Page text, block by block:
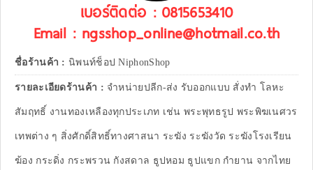
เบอร์ติดต่อ : 0815653410
Email : ngsshop_online@hotmail.co.th
ชื่อร้านค้า : นิพนท์ช็อป NiphonShop
รายละเอียดร้านค้า : จำหน่ายปลีก-ส่ง รับออกแบบ สั่งทำ โลหะ
สัมฤทธิ์ งานทองเหลืองทุกประเภท เช่น พระพุทธรูป พระพิฆเนศวร
เทพต่าง ๆ สิ่งศักดิ์สิทธิ์ทางศาสนา ระฆัง ระฆังวัด ระฆังโรงเรียน
ฆ้อง กระดิ่ง กระพรวน กังสดาล ธูปหอม ธูปแขก กำยาน จากไทย